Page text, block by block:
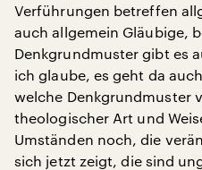
Verführungen betreffen
auch allgemein Gläubige,
Denkgrundmuster gibt es
ich glaube, es geht da
welche Denkgrundmuster
theologischer Art und
Umständen noch, die
sich jetzt zeigt, die sind